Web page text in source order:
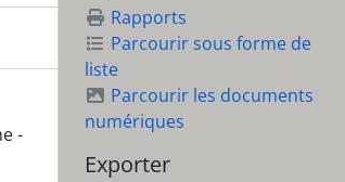
-
Rapports
Parcourir sous forme de
liste
Parcourir les documents
numériques
Exporter